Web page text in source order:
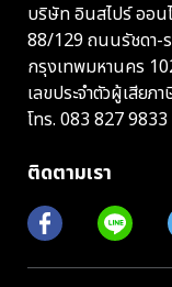
บริษัท อินสไปร์ ออน
88/129 ถนนรัชดา-
กรุงเทพมหานคร
เลขประจำตัวผู้เสีย
โทร. 083 827 9833
ติดตามเรา